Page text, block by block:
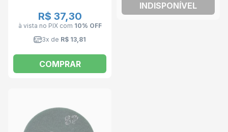
R$ 37,30
à vista no PIX com 10% OFF
3x de R$ 13,81
COMPRAR
INDISPONÍVEL